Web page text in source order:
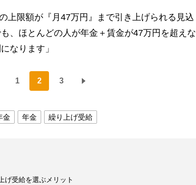
上限額が『月47万円』まで引き上げられる見込
、ほとんどの人が年金＋賃金が47万円を超えな
なります」
1 2 3
金 年金 繰り上げ受給
受給を選ぶメリット